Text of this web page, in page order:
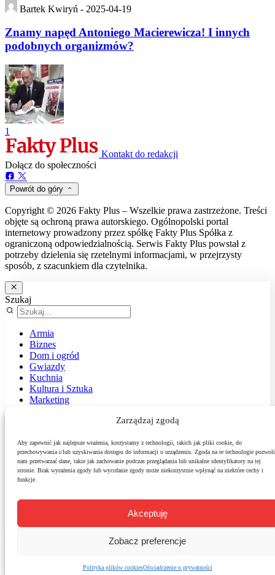
Zarządzaj zgodą
Aby zapewnić jak najlepsze wrażenia, korzystamy z technologii, takich jak pliki cookie, do
przechowywania i/lub uzyskiwania dostępu do informacji o urządzeniu. Zgoda na te technologie pozwoli
nam przetwarzać dane, takie jak zachowanie podczas przeglądania lub unikalne identyfikatory na tej
stronie. Brak wyrażenia zgody lub wycofanie zgody może niekorzystnie wpłynąć na niektóre cechy i
funkcje.
Akceptuję
Zobacz preferencje
Polityka plików cookiesOświadczenie o prywatności
Bartek Kwiryń - 2025-04-19
Znamy napęd Antoniego Macierewicza! I innych
podobnych organizmów?
1
Kontakt do redakcji
Dołącz do społeczności
Powrót do góry
Copyright © 2026 Fakty Plus – Wszelkie prawa zastrzeżone. Treści
objęte są ochroną prawa autorskiego. Ogólnopolski portal
internetowy prowadzony przez spółkę Fakty Plus Spółka z
ograniczoną odpowiedzialnością. Serwis Fakty Plus powstał z
potrzeby dzielenia się rzetelnymi informacjami, w przejrzysty
sposób, z szacunkiem dla czytelnika.
Szukaj
Armia
Biznes
Dom i ogród
Gwiazdy
Kuchnia
Kultura i Sztuka
Marketing
Podróże
Polityka
Sport
Środowisko
Technologie